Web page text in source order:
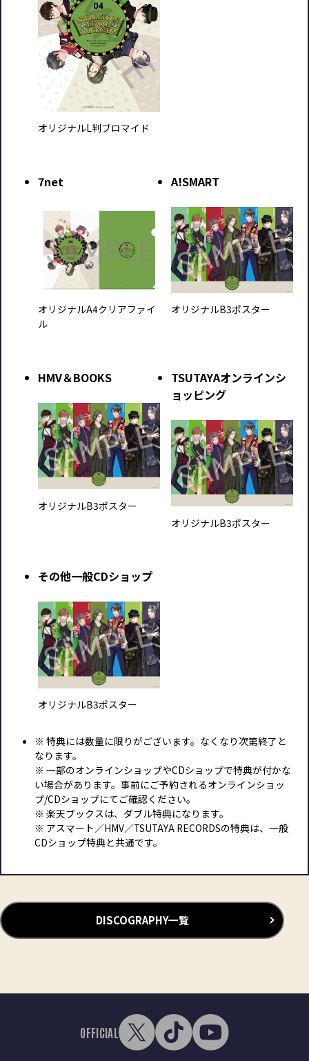
オリジナルL判ブロマイド
7net
オリジナルA4クリアファイ
ル
A!SMART
オリジナルB3ポスター
HMV＆BOOKS
オリジナルB3ポスター
TSUTAYAオンラインシ
ョッピング
オリジナルB3ポスター
その他一般CDショップ
オリジナルB3ポスター
※ 特典には数量に限りがございます。なくなり次第終了と
なります。
※ 一部のオンラインショップやCDショップで特典が付かな
い場合があります。事前にご予約されるオンラインショッ
プ/CDショップにてご確認ください。
※ 楽天ブックスは、ダブル特典になります。
※ アスマート／HMV／TSUTAYA RECORDSの特典は、一般
CDショップ特典と共通です。
DISCOGRAPHY一覧
OFFICIAL